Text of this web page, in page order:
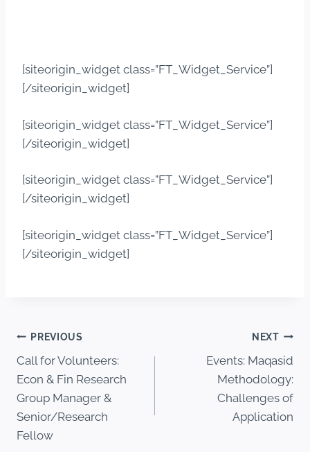
[siteorigin_widget class=”FT_Widget_Service”]
[/siteorigin_widget]
[siteorigin_widget class=”FT_Widget_Service”]
[/siteorigin_widget]
[siteorigin_widget class=”FT_Widget_Service”]
[/siteorigin_widget]
[siteorigin_widget class=”FT_Widget_Service”]
[/siteorigin_widget]
PREVIOUS
Call for Volunteers:
Econ & Fin Research
Group Manager &
Senior/Research
Fellow
NEXT
Events: Maqasid
Methodology:
Challenges of
Application